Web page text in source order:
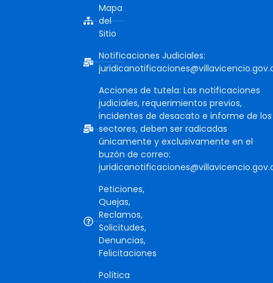
Mapa
del
Sitio
Notificaciones Judiciales:
Acciones de tutela: Las notificaciones
judiciales, requerimientos previos,
incidentes de desacato e informe de los
sectores, deben ser radicadas
únicamente y exclusivamente en el
buzón de correo:
Peticiones,
Quejas,
Reclamos,
Solicitudes,
Denuncias,
Felicitaciones
Política